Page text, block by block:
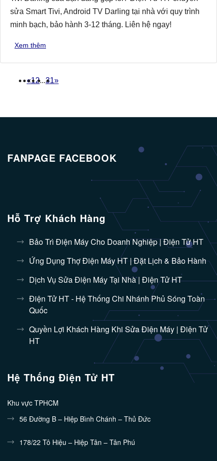
sửa Smart Tivi, Android TV Darling tại nhà với quy trình
minh bạch, bảo hành 3-12 tháng. Liên hệ ngay!
Xem thêm
«12...31»
FANPAGE FACEBOOK
Hỗ Trợ Khách Hàng
Bảo Trì Điện Máy Cho Doanh Nghiệp | Điện Tử HT
Ứng Dụng Thợ Điện Máy HT | Đặt Lịch & Bảo Hành
Dịch Vụ Sửa Điện Máy Tại Nhà | Điện Tử HT
Điện Tử HT - Hệ Thống Chi Nhánh Phủ Sóng Toàn
Quốc
Quyền Lợi Khách Hàng Khi Sửa Điện Máy | Điện Tử
HT
Hệ Thống Điện Tử HT
Khu vực TPHCM
56 Đường B – Hiệp Bình Chánh – Thủ Đức
178/22 Tô Hiệu – Hiệp Tân – Tân Phú